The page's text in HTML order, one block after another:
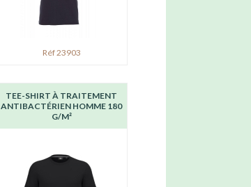
Réf 23903
TEE-SHIRT À TRAITEMENT
ANTIBACTÉRIEN HOMME 180
G/M²